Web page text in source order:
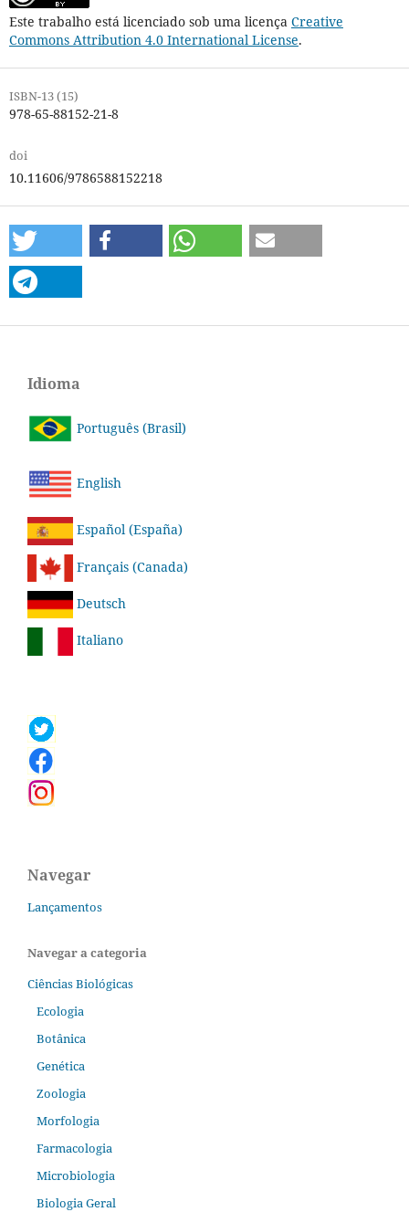
Este trabalho está licenciado sob uma licença Creative
Commons Attribution 4.0 International License.
ISBN-13 (15)
978-65-88152-21-8
doi
10.11606/9786588152218
Idioma
Português (Brasil)
English
Español (España)
Français (Canada)
Deutsch
Italiano
Navegar
Lançamentos
Navegar a categoria
Ciências Biológicas
Ecologia
Botânica
Genética
Zoologia
Morfologia
Farmacologia
Microbiologia
Biologia Geral